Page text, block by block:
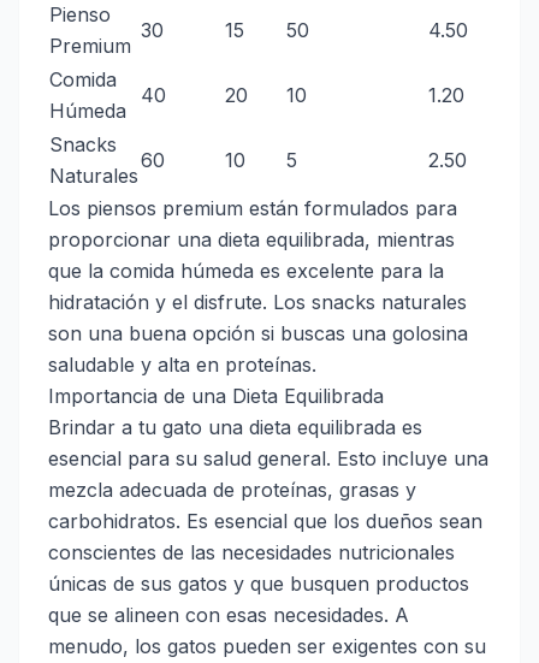
Pienso
Premium
30 15 50 4.50
Comida
Húmeda
40 20 10 1.20
Snacks
Naturales
60 10 5
2.50
Los piensos premium están formulados para
proporcionar una dieta equilibrada, mientras
que la comida húmeda es excelente para la
hidratación y el disfrute. Los snacks naturales
son una buena opción si buscas una golosina
saludable y alta en proteínas.
Importancia de una Dieta Equilibrada
Brindar a tu gato una dieta equilibrada es
esencial para su salud general. Esto incluye una
mezcla adecuada de proteínas, grasas y
carbohidratos. Es esencial que los dueños sean
conscientes de las necesidades nutricionales
únicas de sus gatos y que busquen productos
que se alineen con esas necesidades. A
menudo, los gatos pueden ser exigentes con su